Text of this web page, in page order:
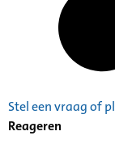
Stel een vraag of
Reageren